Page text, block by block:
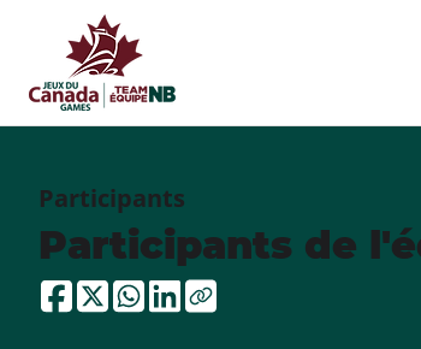
Participants
Participants de